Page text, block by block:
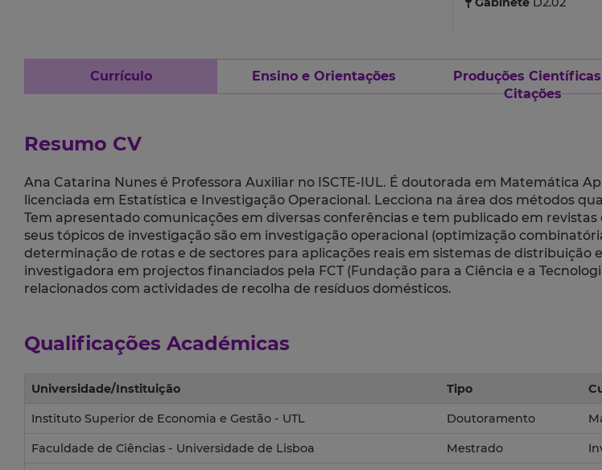
Currículo Ensino e Orientações
Produções
Citações
Resumo CV
Ana Catarina Nunes é Professora Auxiliar no ISCTE-IUL. É doutorada em Matemática
licenciada em Estatística e Investigação Operacional. Lecciona na área dos métodos
Tem apresentado comunicações em diversas conferências e tem publicado em
seus tópicos de investigação são em investigação operacional (optimização
determinação de rotas e de sectores para aplicações reais em sistemas de
investigadora em projectos financiados pela FCT (Fundação para a Ciência e a
relacionados com actividades de recolha de resíduos domésticos.
Qualificações Académicas
Universidade/Instituição Tipo
Instituto Superior de Economia e Gestão - UTL Doutoramento
Faculdade de Ciências - Universidade de Lisboa Mestrado